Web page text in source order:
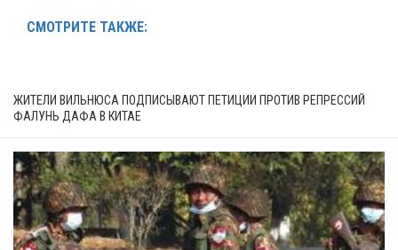
СМОТРИТЕ ТАКЖЕ:
ЖИТЕЛИ ВИЛЬНЮСА ПОДПИСЫВАЮТ ПЕТИЦИИ ПРОТИВ РЕПРЕССИЙ
ФАЛУНЬ ДАФА В КИТАЕ